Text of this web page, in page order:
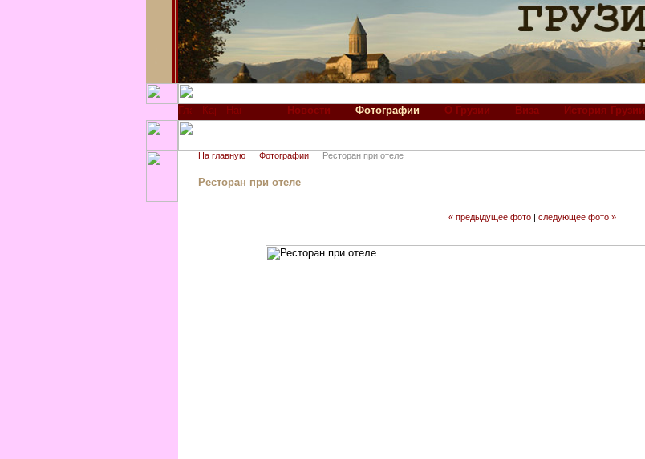
Новости Фотографии О Грузии Виза История Грузии
На главную Фотографии Ресторан при отеле
Ресторан при отеле
« предыдущее фото | следующее фото »